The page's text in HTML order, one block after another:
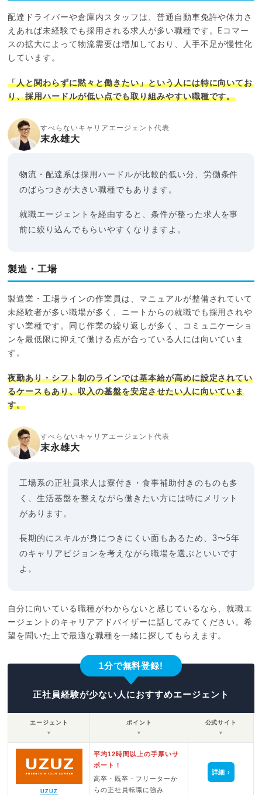
配達ドライバーや倉庫内スタッフは、普通自動車免許や体力さ
えあれば未経験でも採用される求人が多い職種です。Eコマー
スの拡大によって物流需要は増加しており、人手不足が慢性化
しています。
「人と関わらずに黙々と働きたい」という人には特に向いてお
り、採用ハードルが低い点でも取り組みやすい職種です。
すべらないキャリアエージェント代表
末永雄大
物流・配達系は採用ハードルが比較的低い分、労働条件
のばらつきが大きい職種でもあります。
就職エージェントを経由すると、条件が整った求人を事
前に絞り込んでもらいやすくなりますよ。
製造・工場
製造業・工場ラインの作業員は、マニュアルが整備されていて
未経験者が多い職場が多く、ニートからの就職でも採用されや
すい業種です。同じ作業の繰り返しが多く、コミュニケーショ
ンを最低限に抑えて働ける点が合っている人には向いていま
す。
夜勤あり・シフト制のラインでは基本給が高めに設定されてい
るケースもあり、収入の基盤を安定させたい人に向いていま
す。
すべらないキャリアエージェント代表
末永雄大
工場系の正社員求人は寮付き・食事補助付きのものも多
く、生活基盤を整えながら働きたい方には特にメリット
があります。
長期的にスキルが身につきにくい面もあるため、3〜5年
のキャリアビジョンを考えながら職場を選ぶといいです
よ。
自分に向いている職種がわからないと感じているなら、就職エ
ージェントのキャリアアドバイザーに話してみてください。希
望を聞いた上で最適な職種を一緒に探してもらえます。
1分で無料登録!
正社員経験が少ない人におすすめエージェント
エージェント
▼
ポイント
▼
公式サイト
▼
UZUZ
平均12時間以上の手厚いサ
ポート！
高卒・既卒・フリーターか
らの正社員転職に強み
詳細